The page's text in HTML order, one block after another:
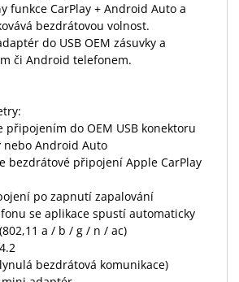
funkce CarPlay + Android Auto a
bezdrátovou volnost.
do USB OEM zásuvky a
či Android telefonem.
připojením do OEM USB konektoru
nebo Android Auto
bezdrátové připojení Apple CarPlay
po zapnutí zapalování
se aplikace spustí automaticky
a / b / g / n / ac)
bezdrátová komunikace)